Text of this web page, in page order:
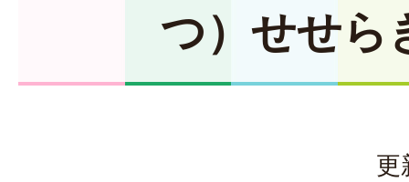
つ）せせら
更